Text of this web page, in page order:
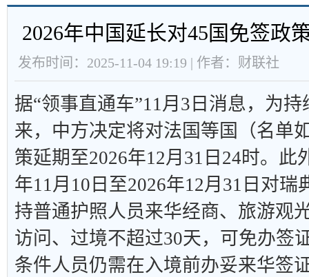
2026年中国延长对45国免签政
发布时间：2025-11-04 19:19 | 作者：财联社
据“领事直通车”11月3日消息，为
来，中方决定将对法国等国（名单
策延期至2026年12月31日24时。此
年11月10日至2026年12月31日对瑞
持普通护照人员来华经商、旅游观
访问、过境不超过30天，可免办签
条件人员仍需在入境前办妥来华签